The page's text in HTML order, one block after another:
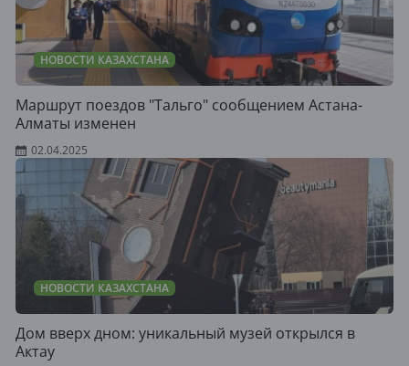
НОВОСТИ КАЗАХСТАНА
Маршрут поездов "Тальго" сообщением Астана-
Алматы изменен
02.04.2025
НОВОСТИ КАЗАХСТАНА
Дом вверх дном: уникальный музей открылся в
Актау